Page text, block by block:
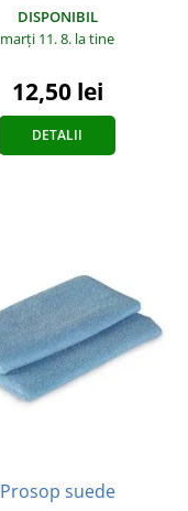
DISPONIBIL
marți 11. 8. la tine
12,50 lei
DETALII
Prosop suede